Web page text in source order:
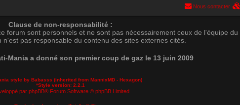
Nous contacter
Clause de non-responsabilité :
forum sont personnels et ne sont pas nécessairement ceux de l'équipe du
n'est pas responsable du contenu des sites externes cités.
Mania a donné son premier coup de gaz le 13 juin 2009
style by Babasss (inherited from MannixMD- Hexagon)
*Style version: 2.2.1
par phpBB® Forum Software © phpBB Limited